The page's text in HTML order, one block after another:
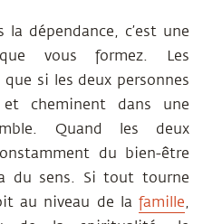
dépendance, c’est une
vous formez. Les
si les deux personnes
cheminent dans une
Quand les deux
du bien-être
du sens. Si tout tourne
au niveau de la famille,